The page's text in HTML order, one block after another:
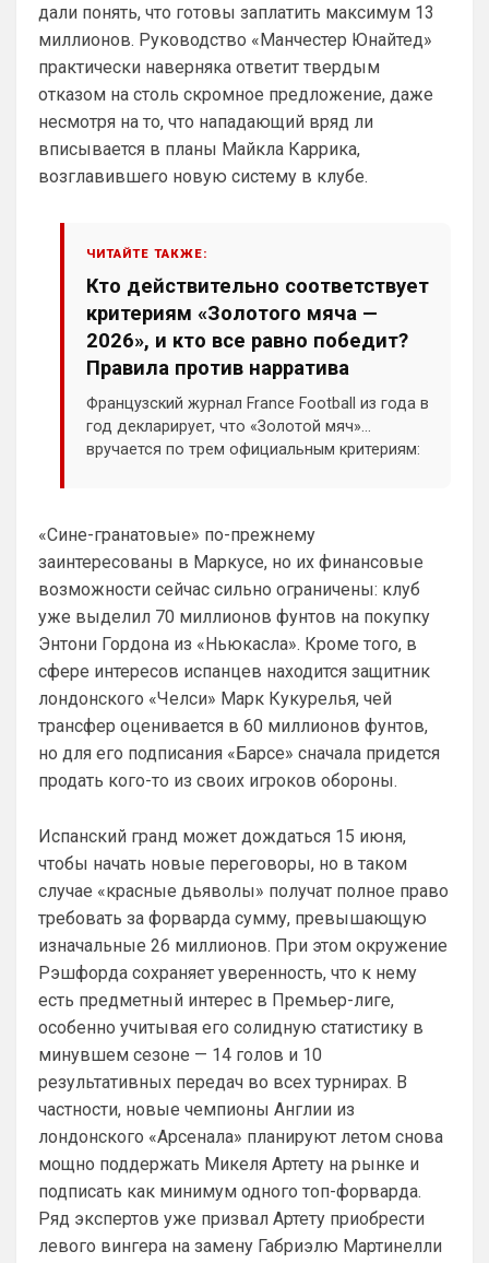
дали понять, что готовы заплатить максимум 13
миллионов. Руководство «Манчестер Юнайтед»
практически наверняка ответит твердым
отказом на столь скромное предложение, даже
несмотря на то, что нападающий вряд ли
вписывается в планы Майкла Каррика,
возглавившего новую систему в клубе.
ЧИТАЙТЕ ТАКЖЕ:
Кто действительно соответствует
критериям «Золотого мяча —
2026», и кто все равно победит?
Правила против нарратива
Французский журнал France Football из года в
год декларирует, что «Золотой мяч»
вручается по трем официальным критериям:
журналистов должно охватывать весь
прошедший сезон — а не отдельный турнир
или эмоции одного яркого месяца.
«Сине-гранатовые» по-прежнему
заинтересованы в Маркусе, но их финансовые
возможности сейчас сильно ограничены: клуб
уже выделил 70 миллионов фунтов на покупку
Энтони Гордона из «Ньюкасла». Кроме того, в
сфере интересов испанцев находится защитник
лондонского «Челси» Марк Кукурелья, чей
трансфер оценивается в 60 миллионов фунтов,
но для его подписания «Барсе» сначала придется
продать кого-то из своих игроков обороны.
Испанский гранд может дождаться 15 июня,
чтобы начать новые переговоры, но в таком
случае «красные дьяволы» получат полное право
требовать за форварда сумму, превышающую
изначальные 26 миллионов. При этом окружение
Рэшфорда сохраняет уверенность, что к нему
есть предметный интерес в Премьер-лиге,
особенно учитывая его солидную статистику в
минувшем сезоне — 14 голов и 10
результативных передач во всех турнирах. В
частности, новые чемпионы Англии из
лондонского «Арсенала» планируют летом снова
мощно поддержать Микеля Артету на рынке и
подписать как минимум одного топ-форварда.
Ряд экспертов уже призвал Артету приобрести
левого вингера на замену Габриэлю Мартинелли
Ответ для SkyNet
Слава Богу, что хоть этого дебила Гео тут
нет. А то раз в полгода ёбнет какую-нибудь
хуйню. Хотя все его перлы уже как п
Думаешь нет ?)А я думаю он наблюдает,
выжидает, и ждет подходящего
момента для «удара»
для «удара»
Может для удава? ))
Аристократ • 01:06
Ответ для SkyNet
Может для удава? ))
про Скайнет )
Britball• 01:48
Britball• 01:50
Пацаны, будет время поставьте в
профиле любимый клуб, если еще не
поставили. Он будет отображаться в
комментах. Писать с большой буквы, без
всяких лишних знаков: Челси
Аристократ• 01:51
Конечно будет занятно , если Ямалю
дадут ЗМ, а не Кейну
SkyNet• 01:57
Ааа, Кибер это ты , я только щас догнал про
SkyNet• 01:59изменено
Ответ для Britball
Пацаны, будет время поставьте в профиле
любимый клуб, если еще не поставили. Он
будет отображаться в комментах. Писать с
Не хочу, я может ещё подумаю и
Барбилону к примеру поставлю или
Баварку. ))
Ответ для SkyNet
Не хочу, я может ещё подумаю и Барбилону
к примеру поставлю или Баварку. ))
пока только Челси работает у нас. Я еще
не все настроил, можешь даже шпор
поставить, лого не высветится)